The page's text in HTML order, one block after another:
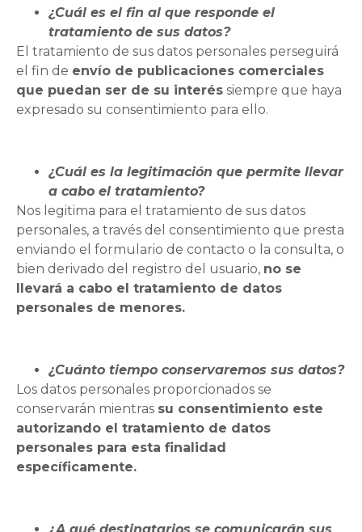
¿Cuál es el fin al que responde el
tratamiento de sus datos?
El tratamiento de sus datos personales perseguirá
el fin de envío de publicaciones comerciales
que puedan ser de su interés siempre que haya
expresado su consentimiento para ello.
¿Cuál es la legitimación que permite llevar
a cabo el tratamiento?
Nos legitima para el tratamiento de sus datos
personales, a través del consentimiento que presta
enviando el formulario de contacto o la consulta, o
bien derivado del registro del usuario, no se
llevará a cabo el tratamiento de datos
personales de menores.
¿Cuánto tiempo conservaremos sus datos?
Los datos personales proporcionados se
conservarán mientras su consentimiento este
autorizando el tratamiento de datos
personales para esta finalidad
específicamente.
¿A qué destinatarios se comunicarán sus